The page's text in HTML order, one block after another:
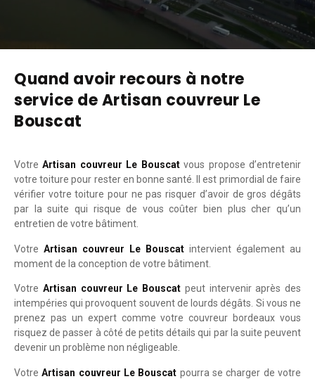
Quand avoir recours à notre
service de Artisan couvreur Le
Bouscat
VotreArtisan couvreur Le Bouscatvous propose d’entretenir
votre toiture pour rester en bonne santé. Il est primordial de faire
vérifier votre toiture pour ne pas risquer d’avoir de gros dégâts
par la suite qui risque de vous coûter bien plus cher qu’un
entretien de votre bâtiment.
Votre Artisan couvreur Le Bouscat intervient également au
moment de la conception de votre bâtiment.
Votre Artisan couvreur Le Bouscat peut intervenir après des
intempéries qui provoquent souvent de lourds dégâts. Si vous ne
prenez pas un expert comme votre couvreur bordeaux vous
risquez de passer à côté de petits détails qui par la suite peuvent
devenir un problème non négligeable.
VotreArtisan couvreur Le Bouscat pourra se charger de votre